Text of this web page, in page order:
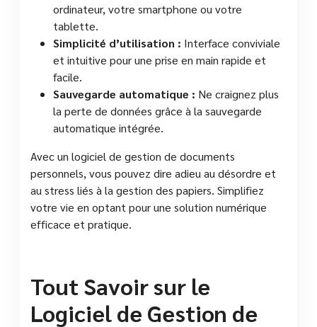
ordinateur, votre smartphone ou votre
tablette.
Simplicité d’utilisation : Interface conviviale
et intuitive pour une prise en main rapide et
facile.
Sauvegarde automatique : Ne craignez plus
la perte de données grâce à la sauvegarde
automatique intégrée.
Avec un logiciel de gestion de documents
personnels, vous pouvez dire adieu au désordre et
au stress liés à la gestion des papiers. Simplifiez
votre vie en optant pour une solution numérique
efficace et pratique.
Tout Savoir sur le
Logiciel de Gestion de